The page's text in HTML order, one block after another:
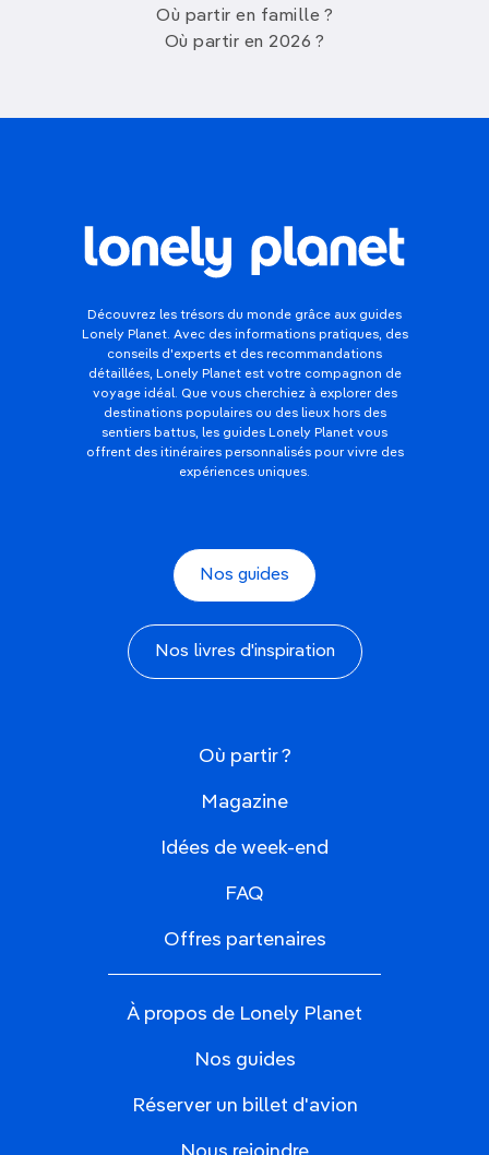
Où partir en famille ?
Où partir en 2026 ?
Découvrez les trésors du monde grâce aux guides
Lonely Planet. Avec des informations pratiques, des
conseils d'experts et des recommandations
détaillées, Lonely Planet est votre compagnon de
voyage idéal. Que vous cherchiez à explorer des
destinations populaires ou des lieux hors des
sentiers battus, les guides Lonely Planet vous
offrent des itinéraires personnalisés pour vivre des
expériences uniques.
Nos guides
Nos livres d'inspiration
Où partir ?
Magazine
Idées de week-end
FAQ
Offres partenaires
À propos de Lonely Planet
Nos guides
Réserver un billet d'avion